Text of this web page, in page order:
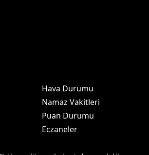
Hava Durumu
Namaz Vakitleri
Puan Durumu
Eczaneler